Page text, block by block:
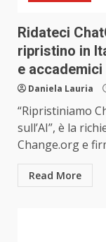
Ridateci
ripristino in
e accademici
Daniela Lauria
“Ripristiniamo
sull’AI”, è la
Change.org e
Read More